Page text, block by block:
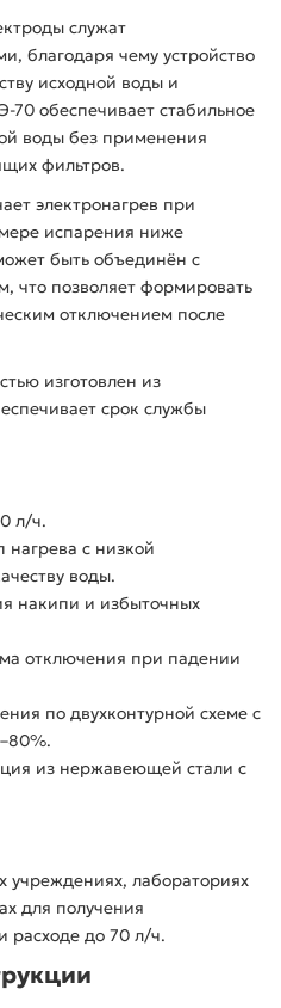
служат
благодаря чему устройство
исходной воды и
обеспечивает стабильное
воды без применения
фильтров.
электронагрев при
испарения ниже
быть объединён с
что позволяет формировать
отключением после
изготовлен из
срок службы
л/ч.
с низкой
воды.
накипи и избыточных
отключения при падении
по двухконтурной схеме с
из нержавеющей стали с
учреждениях, лабораториях
для получения
расходе до 70 л/ч.